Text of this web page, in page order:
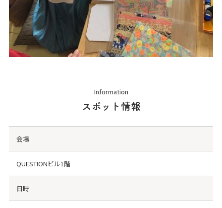
Information
スポット情報
会場
QUESTIONビル1階
日時